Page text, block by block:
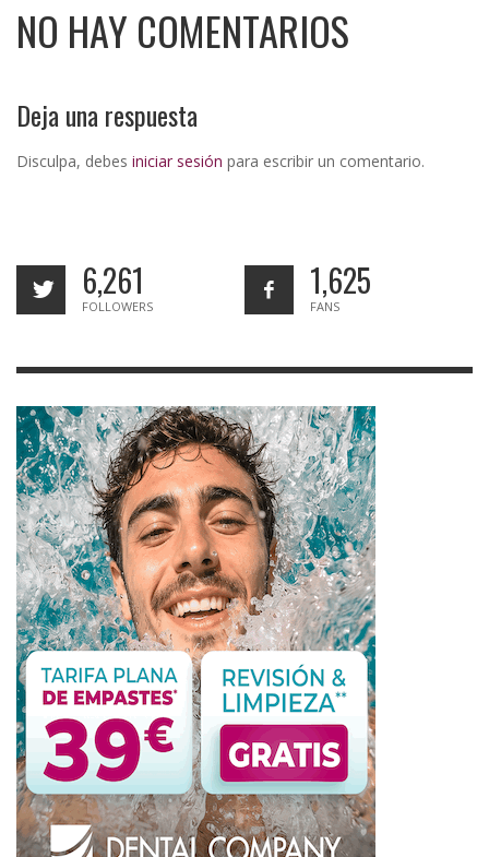
NO HAY COMENTARIOS
Deja una respuesta
Disculpa, debes iniciar sesión para escribir un comentario.
6,261
FOLLOWERS
1,625
FANS